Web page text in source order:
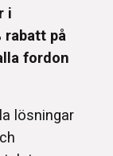
i
rabatt på
fordon
lösningar